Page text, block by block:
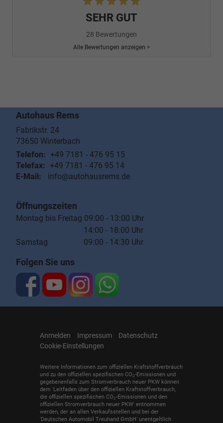
SEHR GUT
28 Bewertungen
Alle Bewertungen anzeigen >
Autohaus Rems
Fabrikstr. 24
73650 Winterbach
Telefon: +49 7181 - 476 95 15
Telefax: +49 7181 - 476 95 14
E-Mail:
info@autohausrems.de
Öffnungszeiten
Montag bis Freitag 09:00 - 13:00 Uhr
14:00 - 18:00 Uhr
Samstag 09:00 - 14:30 Uhr
Folgen Sie uns
Anmelden Impressum
Datenschutz
Cookie-Einstellungen
Weitere Informationen zum offiziellen Kraftstoffverbrauch
und zu den offiziellen spezifischen CO2-Emissionen und
gegebenenfalls zum Stromverbrauch neuer PKW können
dem 'Leitfaden über den offiziellen Kraftstoffverbrauch,
die offiziellen spezifischen CO2-Emissionen und den
offiziellen Stromverbrauch neuer PKW' entnommen
werden, der an allen Verkaufsstellen und bei der
'Deutschen Automobil Treuhand GmbH' unentgeltlich